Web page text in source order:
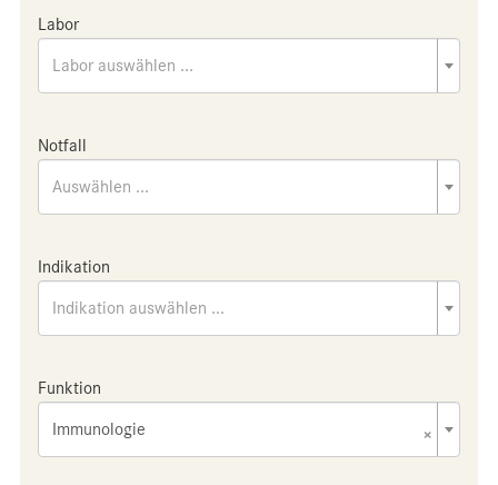
Labor
Labor auswählen ...
Notfall
Auswählen ...
Indikation
Indikation auswählen ...
Funktion
×
Immunologie